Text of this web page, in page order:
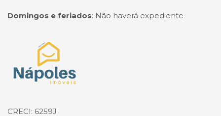
Domingos e feriados: Não haverá expediente
Página inicial
CRECI: 6259J